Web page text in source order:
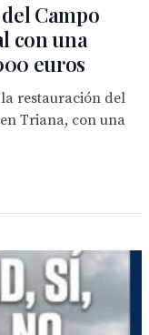
Campo
con una
euros
restauración del
Triana, con una